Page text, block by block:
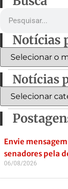
Notícias
Notícias
Envie
senadores pela
06/08/2026